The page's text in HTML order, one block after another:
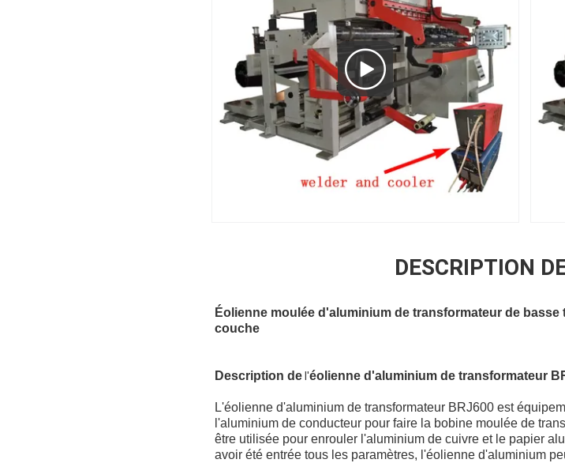
DESCRIPTION
Éolienne moulée d'aluminium de transformateur de
couche
Description de l'éolienne d'aluminium de transformateur
L'éolienne d'aluminium de transformateur BRJ600 est
l'aluminium de conducteur pour faire la bobine moulée de
être utilisée pour enrouler l'aluminium de cuivre et le papier
avoir été entrée tous les paramètres, l'éolienne d'aluminium